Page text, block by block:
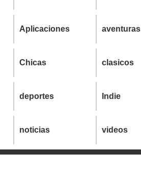
Aplicaciones aventuras
Chicas clasicos
deportes Indie
noticias videos